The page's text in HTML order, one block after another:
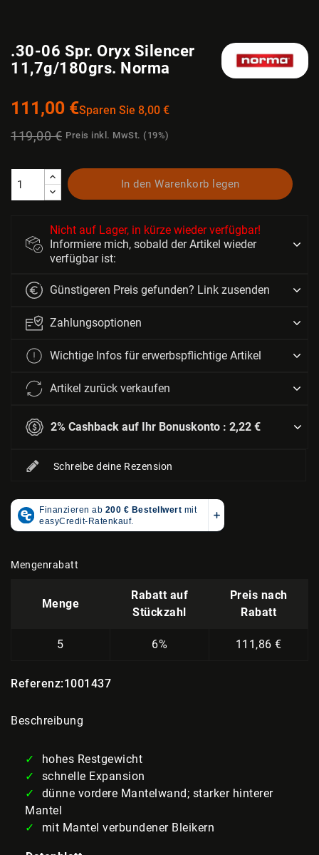
.30-06 Spr. Oryx Silencer
11,7g/180grs. Norma
111,00 €Sparen Sie 8,00 €
119,00 € Preis inkl. MwSt. (19%)
In den Warenkorb legen
Nicht auf Lager, in kürze wieder verfügbar!
Informiere mich, sobald der Artikel wieder
verfügbar ist:
Günstigeren Preis gefunden? Link zusenden
Zahlungsoptionen
Wichtige Infos für erwerbspflichtige Artikel
Artikel zurück verkaufen
2% Cashback auf Ihr Bonuskonto : 2,22 €
Schreibe deine Rezension
Mengenrabatt
Menge
Rabatt auf
Stückzahl
Preis nach
Rabatt
5 6% 111,86 €
Referenz:1001437
Beschreibung
hohes Restgewicht
schnelle Expansion
dünne vordere Mantelwand; starker hinterer
Mantel
mit Mantel verbundener Bleikern